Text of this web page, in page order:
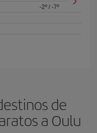
-2º /-7º
de
a Oulu